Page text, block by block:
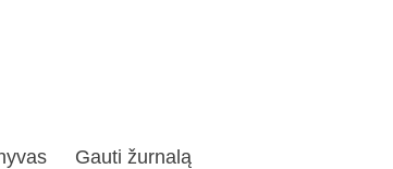
Gauti žurnalą